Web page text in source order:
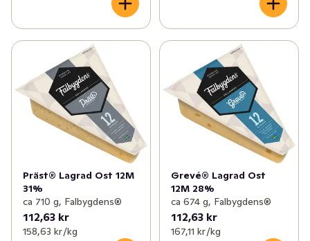
Präst® Lagrad Ost 12M
31%
ca 710 g, Falbygdens®
112,63 kr
158,63 kr /kg
Grevé® Lagrad Ost
12M 28%
ca 674 g, Falbygdens®
112,63 kr
167,11 kr /kg